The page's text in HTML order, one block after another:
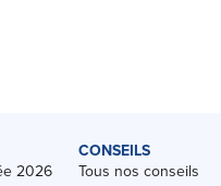
2026
CONSEILS
Tous nos conseils